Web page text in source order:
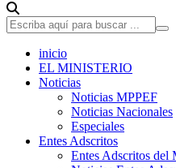
inicio
EL MINISTERIO
Noticias
Noticias MPPEF
Noticias Nacionales
Especiales
Entes Adscritos
Entes Adscritos del